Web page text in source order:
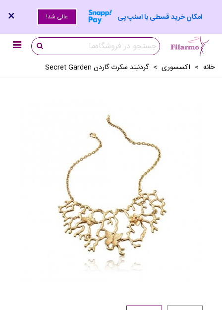
امکان خرید قسطی با اسنپ پی عالی شد! ×
خانه > اکسسوری > گردنبند سکرت گاردن Secret Garden